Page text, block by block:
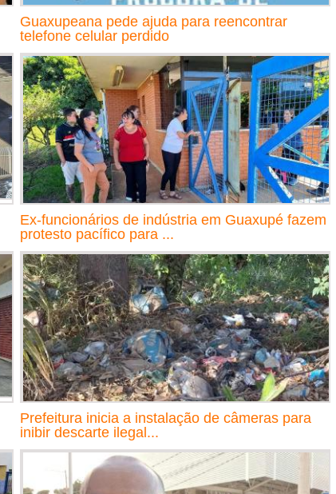
Guaxupeana pede ajuda para reencontrar
telefone celular perdido
Ex-funcionários de indústria em Guaxupé fazem
protesto pacífico para ...
Prefeitura inicia a instalação de câmeras para
inibir descarte ilegal...